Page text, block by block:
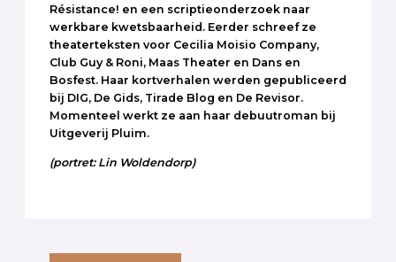
Résistance! en een scriptieonderzoek naar
werkbare kwetsbaarheid. Eerder schreef ze
theaterteksten voor Cecilia Moisio Company,
Club Guy & Roni, Maas Theater en Dans en
Bosfest. Haar kortverhalen werden gepubliceerd
bij DIG, De Gids, Tirade Blog en De Revisor.
Momenteel werkt ze aan haar debuutroman bij
Uitgeverij Pluim.
(portret: Lin Woldendorp)